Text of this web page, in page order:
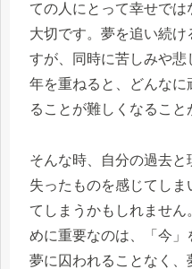
ての人にとって幸せで
大切です。夢を追い続け
すが、同時に苦しみや悲
年を重ねると、どんな
ることが難しくなること
そんな時、自分の過去と
失ったものを感じてし
てしまうかもしれませ
めに重要なのは、「今」
夢に囚われることなく